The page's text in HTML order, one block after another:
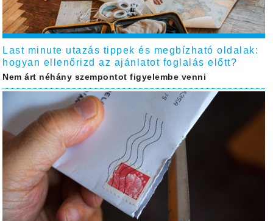
Last minute utazás tippek és megbízható oldalak:
hogyan ellenőrizd az ajánlatot foglalás előtt?
Nem árt néhány szempontot figyelembe venni